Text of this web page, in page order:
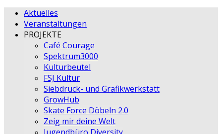
Aktuelles
Veranstaltungen
PROJEKTE
Café Courage
Spektrum3000
Kulturbeutel
FSJ Kultur
Siebdruck- und Grafikwerkstatt
GrowHub
Skate Force Döbeln 2.0
Zeig mir deine Welt